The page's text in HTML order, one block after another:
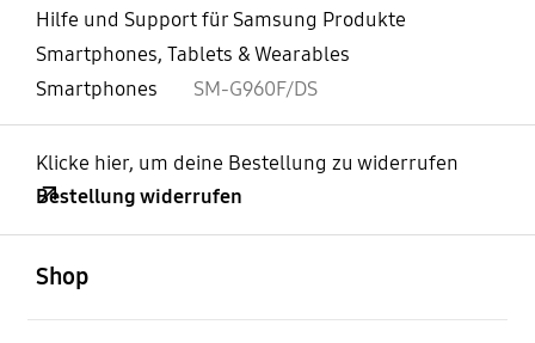
Hilfe und Support für Samsung Produkte
Smartphones, Tablets & Wearables
Smartphones
SM-G960F/DS
Klicke hier, um deine Bestellung zu widerrufen
Bestellung widerrufen
Shop